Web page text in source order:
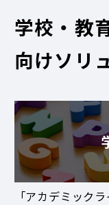
学校・教
向けソリ
「アカデミック